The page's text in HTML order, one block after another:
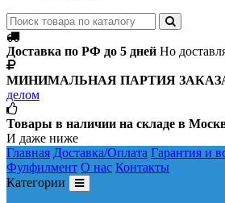
Доставка по РФ до 5 дней Но
МИНИМАЛЬНАЯ ПАРТИЯ
делом
Товары в наличии на складе в
И даже ниже
Главная Доставка/Оплата Гарантия и
Фулфилмент О нас Контакты
Категории